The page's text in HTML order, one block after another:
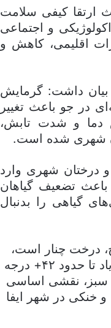
ارتقا کیفی سلامت
و اجتماعی
اقلیمی، کاهش و
داشت: گرمایش
در جو باعث تغییر
دما و شدت تابش،
شهری شده است.
درختان شهری وارد
تضعیف گیاهان
گیاهی را بدنبال
درخت چنار است،
اضافه کرد: درختان چنار در سرمای خشک تا حدود ۲۱- و گرمای زیاد تا حدود ۴۲+ درجه
سبز، نقشی اساسی
و خنکی در شهر ایفا